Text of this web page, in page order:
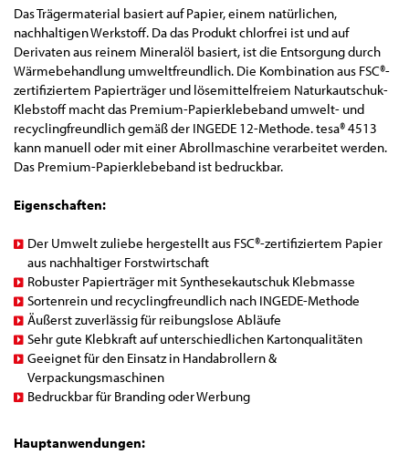
Das Trägermaterial basiert auf Papier, einem natürlichen,
nachhaltigen Werkstoff. Da das Produkt chlorfrei ist und auf
Derivaten aus reinem Mineralöl basiert, ist die Entsorgung durch
Wärmebehandlung umweltfreundlich. Die Kombination aus FSC®-
zertifiziertem Papierträger und lösemittelfreiem Naturkautschuk-
Klebstoff macht das Premium-Papierklebeband umwelt- und
recyclingfreundlich gemäß der INGEDE 12-Methode. tesa® 4513
kann manuell oder mit einer Abrollmaschine verarbeitet werden.
Das Premium-Papierklebeband ist bedruckbar.
Eigenschaften:
Der Umwelt zuliebe hergestellt aus FSC®-zertifiziertem Papier
aus nachhaltiger Forstwirtschaft
Robuster Papierträger mit Synthesekautschuk Klebmasse
Sortenrein und recyclingfreundlich nach INGEDE-Methode
Äußerst zuverlässig für reibungslose Abläufe
Sehr gute Klebkraft auf unterschiedlichen Kartonqualitäten
Geeignet für den Einsatz in Handabrollern &
Verpackungsmaschinen
Bedruckbar für Branding oder Werbung
Hauptanwendungen: